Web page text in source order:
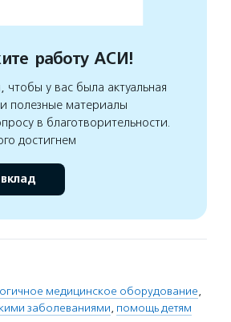
работу АСИ!
у вас была актуальная
полезные материалы
в благотворительности.
достигнем
медицинское оборудование,
заболеваниями, помощь детям